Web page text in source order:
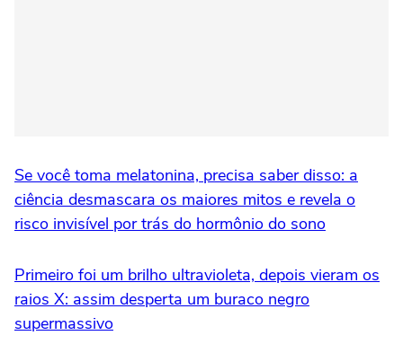
Se você toma melatonina, precisa saber disso: a
ciência desmascara os maiores mitos e revela o
risco invisível por trás do hormônio do sono
Primeiro foi um brilho ultravioleta, depois vieram os
raios X: assim desperta um buraco negro
supermassivo